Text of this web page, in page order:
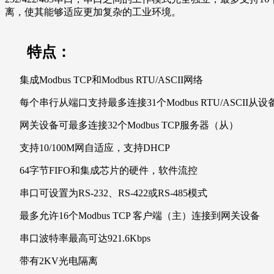
离，使其能够适应更加复杂的工业环境。
特点：
集成Modbus TCP和Modbus RTU/ASCII网络
每个串行从端口支持最多连接31个Modbus RTU/ASCII从设
网关设备可最多连接32个Modbus TCP服务器（从）
支持10/100M网自适应，支持DHCP
64字节FIFO和集成芯片的硬件，软件流控
串口可设置为RS-232、RS-422或RS-485模式
最多允许16个Modbus TCP 客户端（主）连接到网关设备
串口波特率最高可达921.6Kbps
带有2KV光电隔离